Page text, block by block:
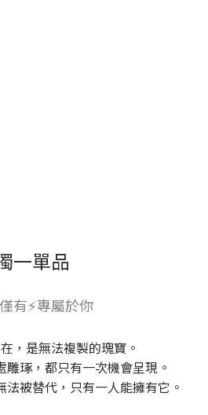
一單品
有⚡專屬於你
，是無法複製的瑰寶。
琢，都只有一次機會呈現。
被替代，只有一人能擁有它。